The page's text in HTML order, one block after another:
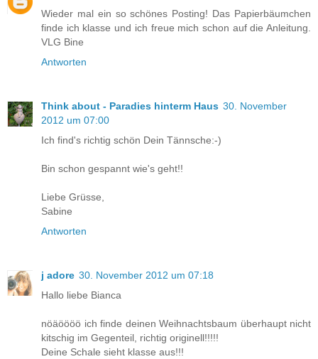
Wieder mal ein so schönes Posting! Das Papierbäumchen
finde ich klasse und ich freue mich schon auf die Anleitung.
VLG Bine
Antworten
Think about - Paradies hinterm Haus 30. November
2012 um 07:00
Ich find's richtig schön Dein Tännsche:-)
Bin schon gespannt wie's geht!!
Liebe Grüsse,
Sabine
Antworten
j adore 30. November 2012 um 07:18
Hallo liebe Bianca
nöäöööö ich finde deinen Weihnachtsbaum überhaupt nicht
kitschig im Gegenteil, richtig originell!!!!!
Deine Schale sieht klasse aus!!!